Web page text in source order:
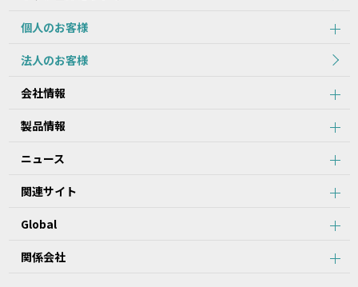
す。
1.本データ等について、当該製品を購入されたお客様以外からのお
問い合わせにはお応えできない場合がありますことをご了承くださ
2.本サービスでは、すべての製品の本データ等を提供しているわけ
当該製品につき本データ等をご提供できない場合がありますので、
3.取扱説明書に記載の安全上のご注意は、本データ等が制作された
4.製品には、取扱説明書を補足するために、取扱説明書以外の印刷
を提供していません。
個人のお客様
法人のお客様
会社情報
製品情報
ニュース
関連サイト
Global
関係会社